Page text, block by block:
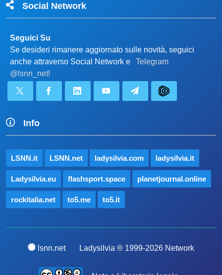
Social Network
Seguici Su
Se desideri rimanere aggiornato sulle novità, seguici
anche attraverso Social Network e
Telegram
@lsnn_net!
Info
LSNN.it LSNN.net ladysilvia.com ladysilvia.it
Ladysilvia.eu flashsport.space planetjournal.online
rockitalia.net to5.me to5.it
lsnn.net Ladysilvia ® 1999-2026 Network